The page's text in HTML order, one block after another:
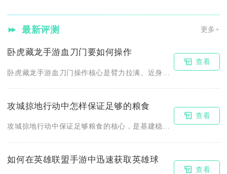
最新评测 更多+
卧虎藏龙手游血刀门要如何操作
查看
攻城掠地行动中怎样保证足够的粮食
攻城掠地行动中保证足够粮食的核心，是基建稳产+屯田抢收+任务...
查看
如何在英雄联盟手游中迅速获取英雄球
查看